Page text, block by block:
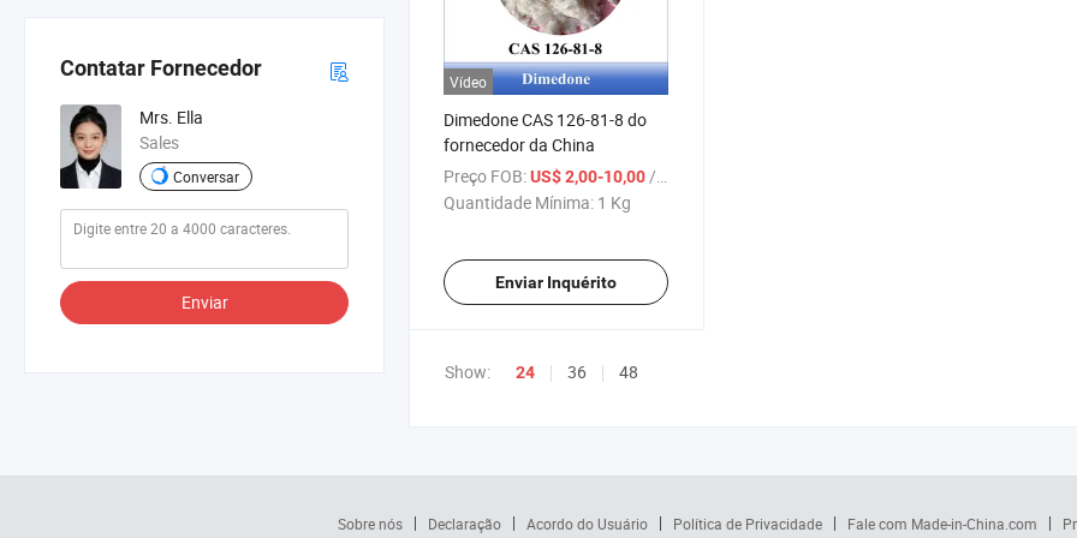
Contatar Fornecedor
Mrs. Ella
Sales
Conversar
Enviar
Vídeo
Dimedone CAS 126-81-8 do
fornecedor da China
Preço FOB:US$ 2,00-10,00 / Kg
Quantidade Mínima: 1 Kg
Enviar Inquérito
Show: 24 36 48
Sobre nós Declaração Acordo do Usuário Política de Privacidade Fale com Made-in-China.com